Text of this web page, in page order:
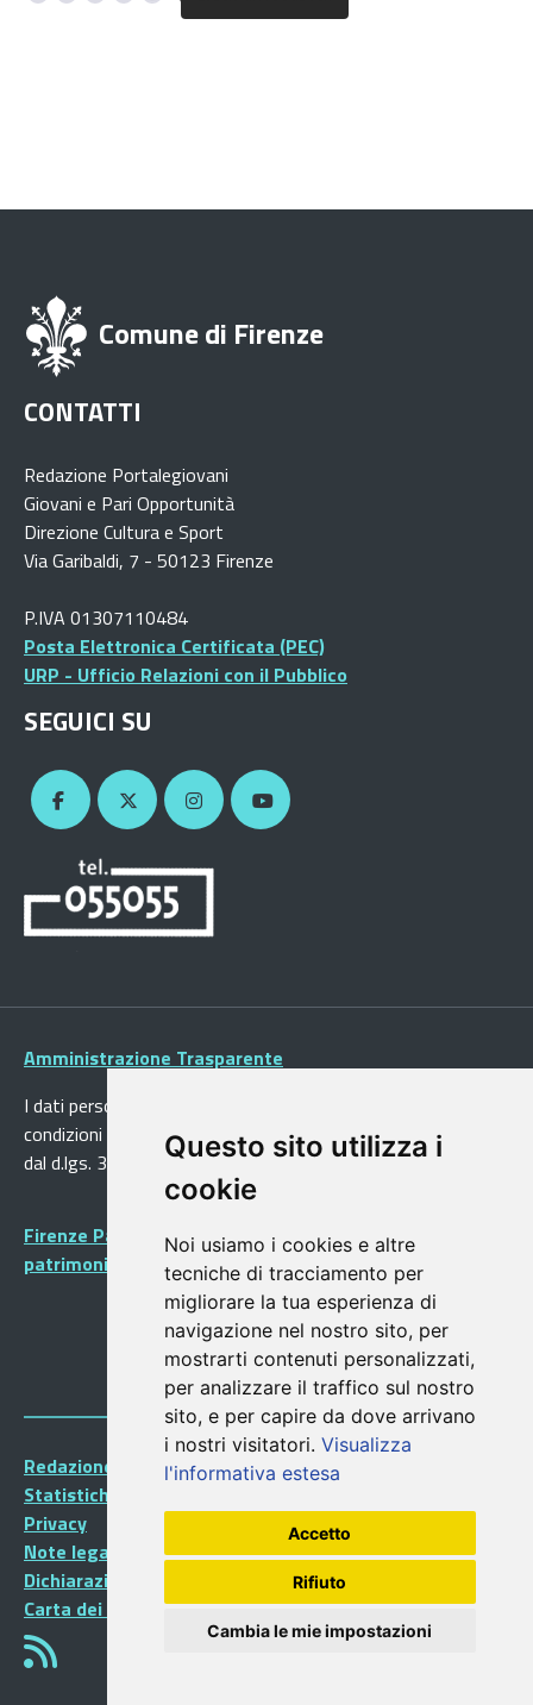
Questo sito utilizza i
cookie
Noi usiamo i cookies e altre
tecniche di tracciamento per
migliorare la tua esperienza di
navigazione nel nostro sito, per
mostrarti contenuti personalizzati,
per analizzare il traffico sul nostro
sito, e per capire da dove arrivano
i nostri visitatori. Visualizza
l'informativa estesa
Accetto
Rifiuto
Cambia le mie impostazioni
Comune di Firenze
CONTATTI
Redazione Portalegiovani
Giovani e Pari Opportunità
Direzione Cultura e Sport
Via Garibaldi, 7 - 50123 Firenze
P.IVA 01307110484
Posta Elettronica Certificata (PEC)
URP - Ufficio Relazioni con il Pubblico
SEGUICI SU
Amministrazione Trasparente
I dati personali pubblicati sono riutilizzabili solo alle
condizioni previste dalla direttiva comunitaria 2003/98/CE e
dal d.lgs. 36/2006
Firenze Patrimonio Mondiale - Centro storico di Firenze
patrimonio dell’Umanità
Redazione Portalegiovani
Statistiche
Privacy
Note legali
Dichiarazione di accessibilità
Carta dei Servizi